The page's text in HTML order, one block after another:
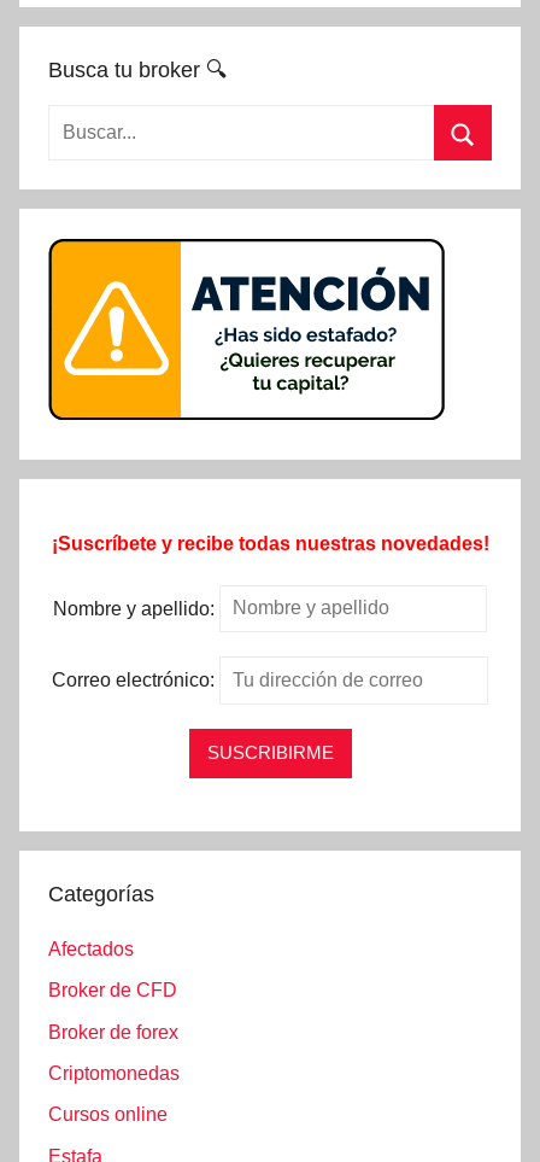
Busca tu broker 🔍
Buscar:
¡Suscríbete y recibe todas nuestras novedades!
Nombre y apellido:
Correo electrónico:
Categorías
Afectados
Broker de CFD
Broker de forex
Criptomonedas
Cursos online
Estafa